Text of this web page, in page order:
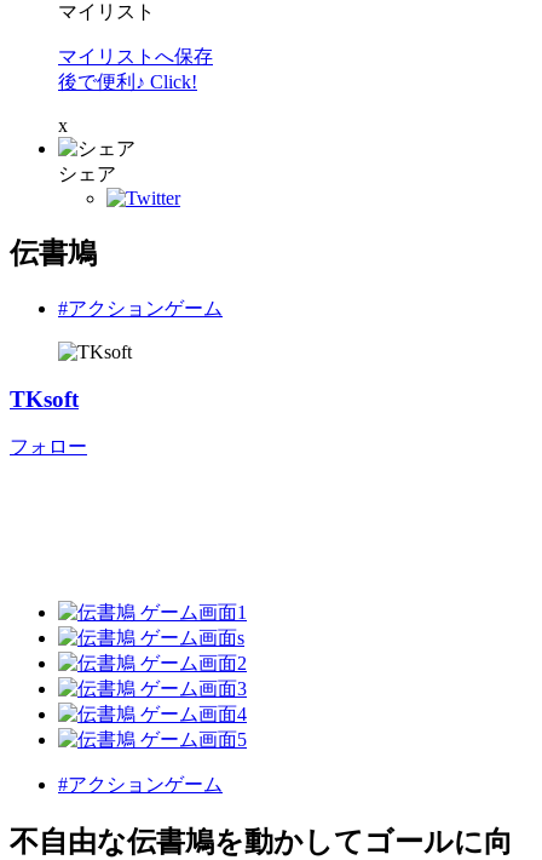
マイリスト
マイリストへ保存
後で便利♪ Click!
x
シェア
伝書鳩
#アクションゲーム
TKsoft
フォロー
#アクションゲーム
不自由な伝書鳩を動かしてゴールに向